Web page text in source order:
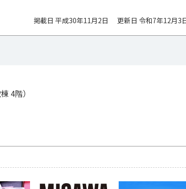
掲載日 平成30年11月2日 更新日 令和7年12月3
4階）